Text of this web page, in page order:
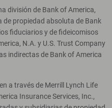
división de Bank of America,
de propiedad absoluta de Bank
fiduciarios y de fideicomisos
N.A. y U.S. Trust Company
indirectas de Bank of America
a través de Merrill Lynch Life
Insurance Services, Inc.,